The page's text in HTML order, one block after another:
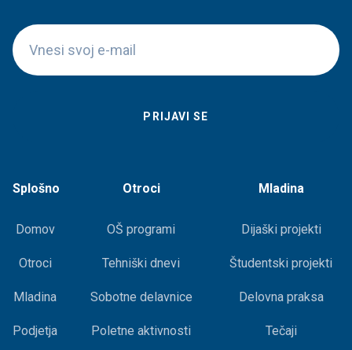
Splošno
Domov
Otroci
Mladina
Podjetja
Otroci
OŠ programi
Tehniški dnevi
Sobotne delavnice
Poletne aktivnosti
Mladina
Dijaški projekti
Študentski projekti
Delovna praksa
Tečaji